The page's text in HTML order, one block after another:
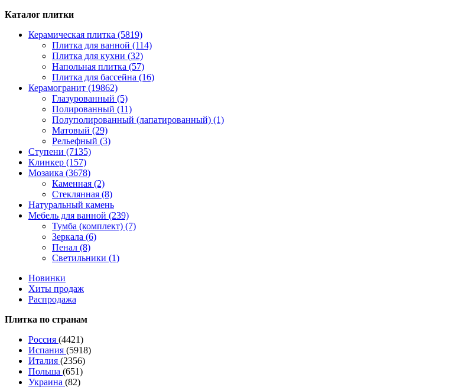
Каталог плитки
Керамическая плитка (5819)
Плитка для ванной (114)
Плитка для кухни (32)
Напольная плитка (57)
Плитка для бассейна (16)
Керамогранит (19862)
Глазурованный (5)
Полированный (11)
Полуполированный (лапатированный) (1)
Матовый (29)
Рельефный (3)
Ступени (7135)
Клинкер (157)
Мозаика (3678)
Каменная (2)
Стеклянная (8)
Натуральный камень
Мебель для ванной (239)
Тумба (комплект) (7)
Зеркала (6)
Пенал (8)
Светильники (1)
Новинки
Хиты продаж
Распродажа
Плитка по странам
Россия (4421)
Испания (5918)
Италия (2356)
Польша (651)
Украина (82)